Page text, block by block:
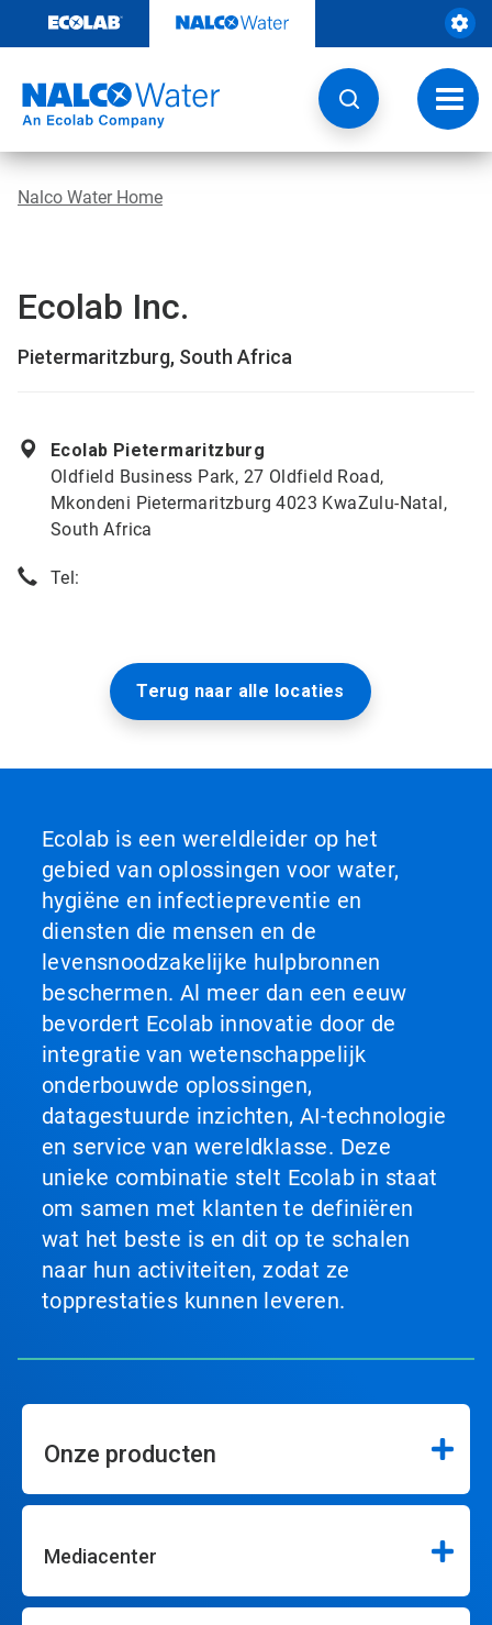
content
Nalco Water Home
Ecolab Inc.
Pietermaritzburg, South Africa
Ecolab Pietermaritzburg
Oldfield Business Park, 27 Oldfield Road,
Mkondeni Pietermaritzburg 4023 KwaZulu-Natal,
South Africa
Tel:
Terug naar alle locaties
Ecolab is een wereldleider op het
gebied van oplossingen voor water,
hygiëne en infectiepreventie en
diensten die mensen en de
levensnoodzakelijke hulpbronnen
beschermen. Al meer dan een eeuw
bevordert Ecolab innovatie door de
integratie van wetenschappelijk
onderbouwde oplossingen,
datagestuurde inzichten, AI-technologie
en service van wereldklasse. Deze
unieke combinatie stelt Ecolab in staat
om samen met klanten te definiëren
wat het beste is en dit op te schalen
naar hun activiteiten, zodat ze
topprestaties kunnen leveren.
Onze producten
Mediacenter